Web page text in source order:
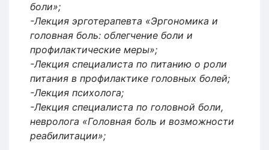
боли»;
-Лекция эрготерапевта «Эргономика и
головная боль: облегчение боли и
профилактические меры»;
-Лекция специалиста по питанию о роли
питания в профилактике головных болей;
-Лекция психолога;
-Лекция специалиста по головной боли,
невролога «Головная боль и возможности
реабилитации»;